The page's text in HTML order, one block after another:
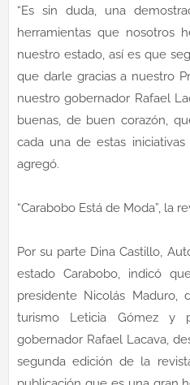
“Es sin duda, una
herramientas que nosotros
nuestro estado, así es que
que darle gracias a nuestro
nuestro gobernador Rafael
buenas, de buen corazón,
cada una de estas iniciativas
agregó.
“Carabobo Está de Moda”, la
Por su parte Dina Castillo,
estado Carabobo, indicó
presidente Nicolás Maduro,
turismo Leticia Gómez y
gobernador Rafael Lacava,
segunda edición de la